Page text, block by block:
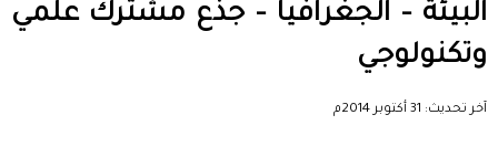
البيئة – الجغرافيا – جذع مشترك علمي
وتكنولوجي
آخر تحديث: 31 أكتوبر 2014م